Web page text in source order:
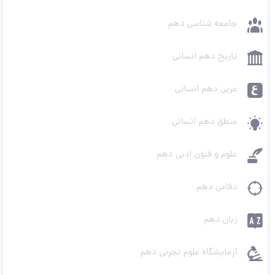
جامعه شناسی دهم
تاریخ دهم انسانی
عربی دهم انسانی
منطق دهم انسانی
علوم و فنون ادبی دهم
دفاعی دهم
زبان دهم
آزمایشگاه علوم تجربی دهم